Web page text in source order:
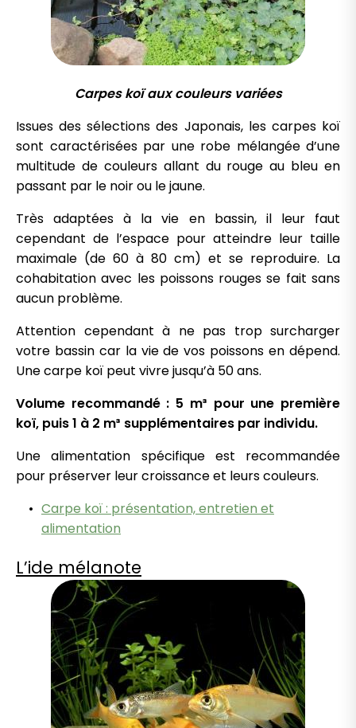
Carpes koï aux couleurs variées
Issues des sélections des Japonais, les carpes koï
sont caractérisées par une robe mélangée d’une
multitude de couleurs allant du rouge au bleu en
passant par le noir ou le jaune.
Très adaptées à la vie en bassin, il leur faut
cependant de l’espace pour atteindre leur taille
maximale (de 60 à 80 cm) et se reproduire. La
cohabitation avec les poissons rouges se fait sans
aucun problème.
Attention cependant à ne pas trop surcharger
votre bassin car la vie de vos poissons en dépend.
Une carpe koï peut vivre jusqu’à 50 ans.
Volume recommandé : 5 m³ pour une première
koï, puis 1 à 2 m³ supplémentaires par individu.
Une alimentation spécifique est recommandée
pour préserver leur croissance et leurs couleurs.
Carpe koï : présentation, entretien et
alimentation
L’ide mélanote